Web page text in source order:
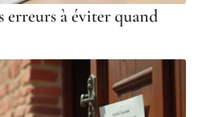
erreurs à éviter quand